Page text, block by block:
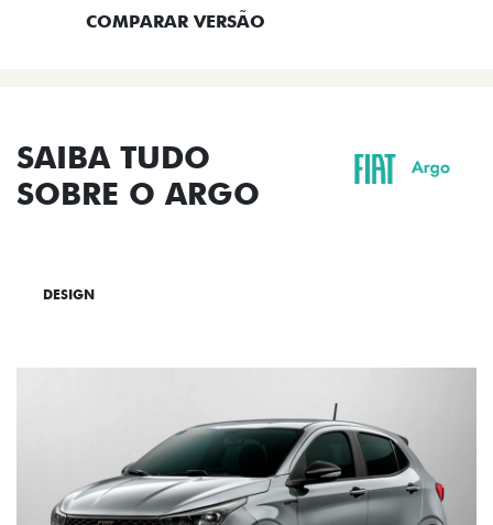
COMPARAR VERSÃO
SAIBA TUDO
SOBRE O ARGO
DESIGN